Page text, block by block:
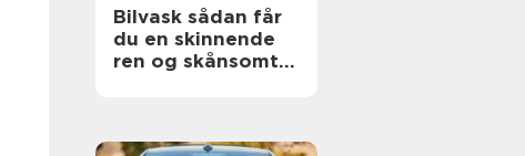
Bilvask sådan får
du en skinnende
ren og skånsomt